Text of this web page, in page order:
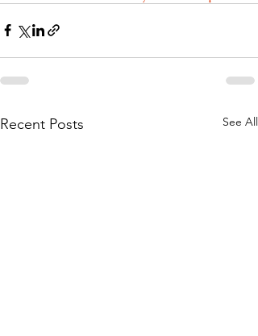
Recent Posts See All